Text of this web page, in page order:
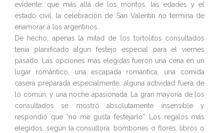
evidente: que más allá de los montos, las edades y el
estado civil, la celebración de San Valentín no termina de
enamorar a los argentinos.
De hecho, apenas la mitad de los tortolitos consultados
tenía planificado algún festejo especial para el viernes
pasado. Las opciones más elegidas fueron una cena en un
lugar romántico, una escapada romántica, una comida
casera preparada especialmente, alguna actividad fuera de
lo común, y una noche apasionada. La gran mayoría de los
consultados se mostró absolutamente insensible y
respondió que “no me gusta festejarlo”. Los regalos más
elegidos, según la consultora: bombones o flores, libros o